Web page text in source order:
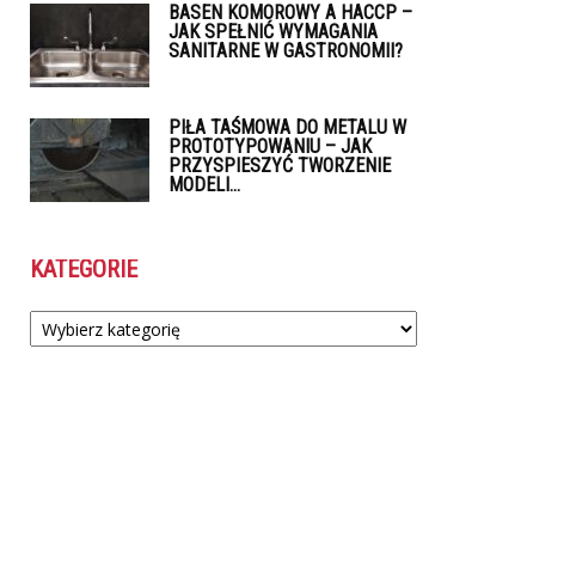
BASEN KOMOROWY A HACCP –
JAK SPEŁNIĆ WYMAGANIA
SANITARNE W GASTRONOMII?
PIŁA TAŚMOWA DO METALU W
PROTOTYPOWANIU – JAK
PRZYSPIESZYĆ TWORZENIE
MODELI...
KATEGORIE
Kategorie